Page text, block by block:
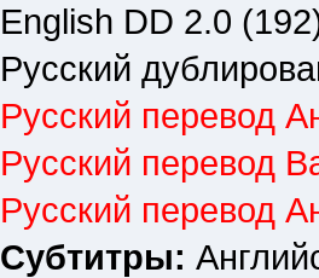
English DD 2.0
Русский
Русский перевод
Русский перевод
Русский перевод
Субтитры: